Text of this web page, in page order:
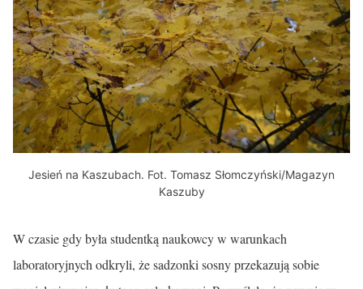
Jesień na Kaszubach. Fot. Tomasz Słomczyński/Magazyn
Kaszuby
W czasie gdy była studentką naukowcy w warunkach
laboratoryjnych odkryli, że sadzonki sosny przekazują sobie